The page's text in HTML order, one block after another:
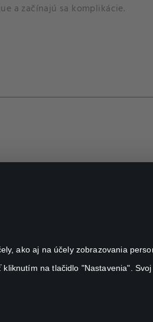
ako aj na účely zobrazovania
na tlačidlo "Nastavenia".
a začínajú sa komplikácie.